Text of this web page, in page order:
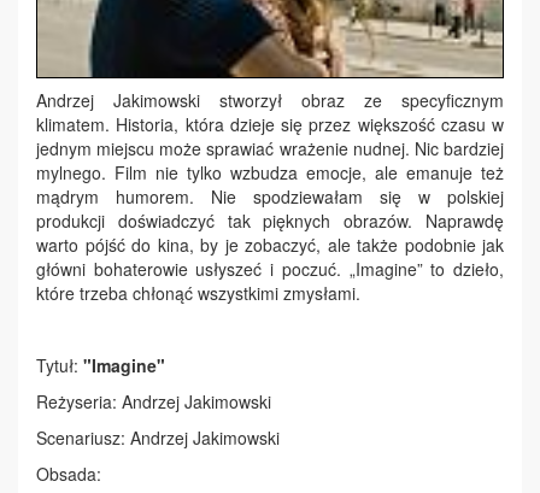
Andrzej Jakimowski stworzył obraz ze specyficznym
klimatem. Historia, która dzieje się przez większość czasu w
jednym miejscu może sprawiać wrażenie nudnej. Nic bardziej
mylnego. Film nie tylko wzbudza emocje, ale emanuje też
mądrym humorem. Nie spodziewałam się w polskiej
produkcji doświadczyć tak pięknych obrazów. Naprawdę
warto pójść do kina, by je zobaczyć, ale także podobnie jak
główni bohaterowie usłyszeć i poczuć. „Imagine” to dzieło,
które trzeba chłonąć wszystkimi zmysłami.
Tytuł: "Imagine"
Reżyseria: Andrzej Jakimowski
Scenariusz: Andrzej Jakimowski
Obsada: